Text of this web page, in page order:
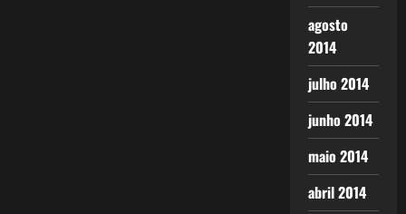
agosto
2014
julho 2014
junho 2014
maio 2014
abril 2014